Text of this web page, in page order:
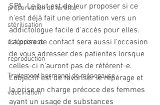
préservation de fertilité
stérilisation
ostéoporose
reproduction
Traitement hormonal de ménopause
vaccination
SPA. Le but est de leur proposer si ce
n'est déjà fait une orientation vers un
addictologue facile d'accès pour elles.
La prise de contact sera aussi l'occasion
de vous adresser des patientes lorsque
celles-ci n'auront pas de référent-e.
L'objectif est de favoriser le repérage et
la prise en charge précoce des femmes
ayant un usage de substances